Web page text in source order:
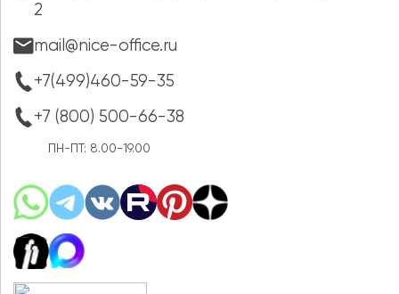
2
mail@nice-office.ru
+7(499)460-59-35
+7 (800) 500-66-38
ПН-ПТ: 8.00-19.00